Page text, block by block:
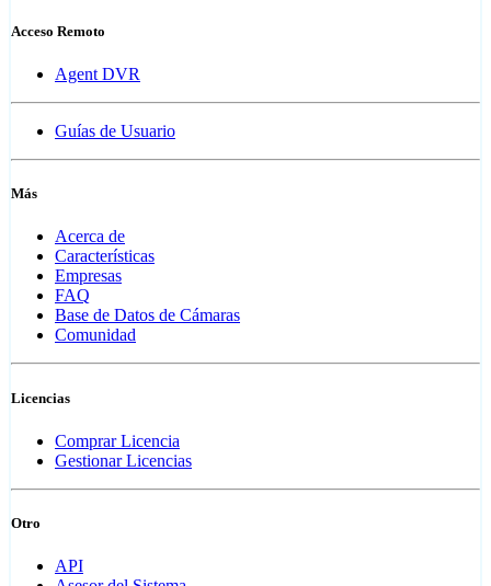
Acceso Remoto
Agent DVR
Guías de Usuario
Más
Acerca de
Características
Empresas
FAQ
Base de Datos de Cámaras
Comunidad
Licencias
Comprar Licencia
Gestionar Licencias
Otro
API